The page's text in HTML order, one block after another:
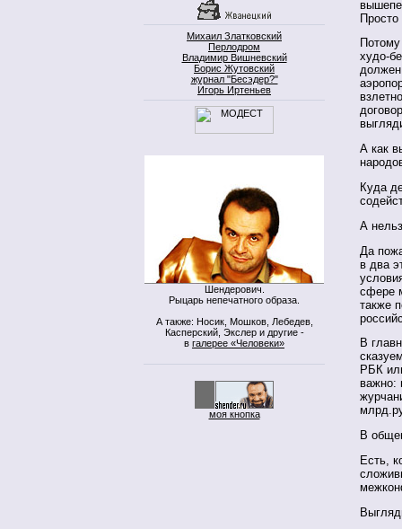
Михаил Златковский
Перлодром
Владимир Вишневский
Борис Жутовский
журнал "Бесэдер?"
Игорь Иртеньев
Шендерович.
Рыцарь непечатного образа.
А также: Носик, Мошков, Лебедев,
Касперский, Экслер и другие -
в галерее «Человеки»
моя кнопка
худо-
должен
А как
Куда
А
Да
в два
сфере
также
В
РБК
важно:
В
Есть,